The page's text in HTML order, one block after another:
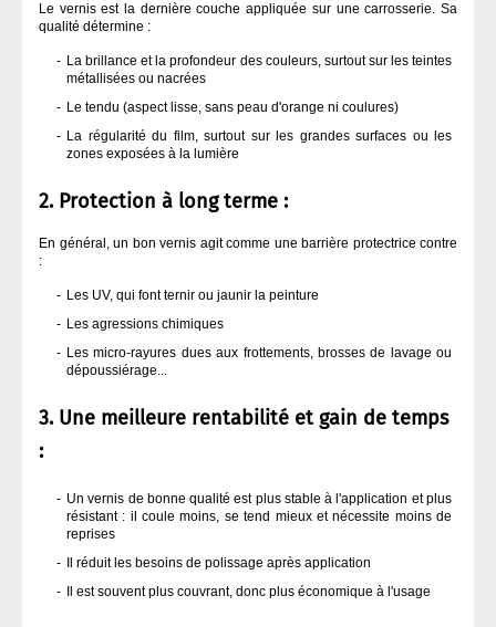
Le vernis est la dernière couche appliquée sur une carrosserie. Sa
qualité détermine :
La brillance et la profondeur des couleurs, surtout sur les teintes
métallisées ou nacrées
Le tendu (aspect lisse, sans peau d'orange ni coulures)
La régularité du film, surtout sur les grandes surfaces ou les
zones exposées à la lumière
2. Protection à long terme :
En général, un bon vernis agit comme une barrière protectrice contre
:
Les UV, qui font ternir ou jaunir la peinture
Les agressions chimiques
Les micro-rayures dues aux frottements, brosses de lavage ou
dépoussiérage...
3. Une meilleure rentabilité et gain de temps
:
Un vernis de bonne qualité est plus stable à l'application et plus
résistant : il coule moins, se tend mieux et nécessite moins de
reprises
Il réduit les besoins de polissage après application
Il est souvent plus couvrant, donc plus économique à l'usage